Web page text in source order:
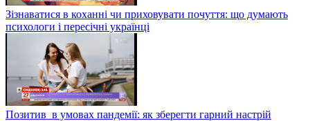
Зізнаватися в коханні чи приховувати почуття: що думають
психологи і пересічні українці
Позитив в умовах пандемії: як зберегти гарний настрій